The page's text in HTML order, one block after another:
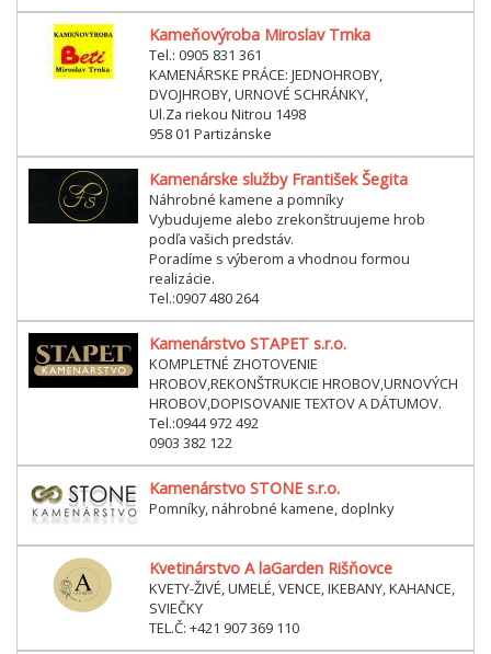
Kameňovýroba Miroslav Trnka
Tel.: 0905 831 361
KAMENÁRSKE PRÁCE: JEDNOHROBY,
DVOJHROBY, URNOVÉ SCHRÁNKY,
Ul.Za riekou Nitrou 1498
958 01 Partizánske
Kamenárske služby František Šegita
Náhrobné kamene a pomníky
Vybudujeme alebo zrekonštruujeme hrob
podľa vašich predstáv.
Poradíme s výberom a vhodnou formou
realizácie.
Tel.:0907 480 264
Kamenárstvo STAPET s.r.o.
KOMPLETNÉ ZHOTOVENIE
HROBOV,REKONŠTRUKCIE HROBOV,URNOVÝCH
HROBOV,DOPISOVANIE TEXTOV A DÁTUMOV.
Tel.:0944 972 492
0903 382 122
Kamenárstvo STONE s.r.o.
Pomníky, náhrobné kamene, doplnky
Kvetinárstvo A laGarden Rišňovce
KVETY-ŽIVÉ, UMELÉ, VENCE, IKEBANY, KAHANCE,
SVIEČKY
TEL.Č: +421 907 369 110